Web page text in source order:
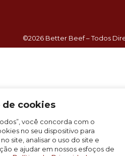
cookies
você concorda com o
no seu dispositivo para
site, analisar o uso do site e
e ajudar em nossos esfoços de
©2026 Better Beef – Todos